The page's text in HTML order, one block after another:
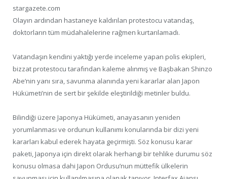
stargazete.com
Olayın ardından hastaneye kaldırılan protestocu vatandaş,
doktorların tüm müdahalelerine rağmen kurtarılamadı.
Vatandaşın kendini yaktığı yerde inceleme yapan polis ekipleri,
bizzat protestocu tarafından kaleme alınmış ve Başbakan Shinzo
Abe’nin yanı sıra, savunma alanında yeni kararlar alan Japon
Hükümeti’nin de sert bir şekilde eleştirildiği metinler buldu.
Bilindiği üzere Japonya Hükümeti, anayasanın yeniden
yorumlanması ve ordunun kullanımı konularında bir dizi yeni
kararları kabul ederek hayata geçirmişti. Söz konusu karar
paketi, Japonya için direkt olarak herhangi bir tehlike durumu söz
konusu olmasa dahi Japon Ordusu’nun müttefik ülkelerin